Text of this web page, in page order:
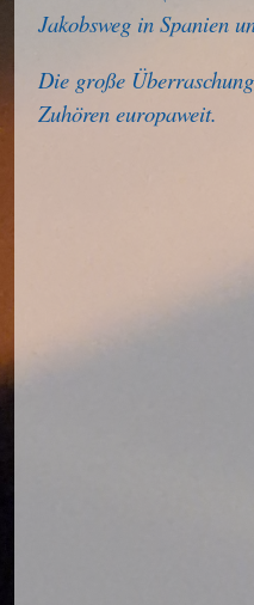
Jakobsweg in Spanien
Die große
Zuhören europaweit.